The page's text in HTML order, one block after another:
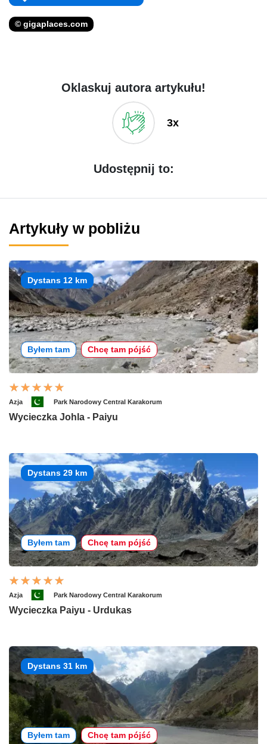
© gigaplaces.com
Oklaskuj autora artykułu!
3x
Udostępnij to:
Artykuły w pobliżu
Dystans 12 km
Byłem tam Chcę tam pójść
Azja Park Narodowy Central Karakorum
Wycieczka Johla - Paiyu
Dystans 29 km
Byłem tam Chcę tam pójść
Azja Park Narodowy Central Karakorum
Wycieczka Paiyu - Urdukas
Dystans 31 km
Byłem tam Chcę tam pójść